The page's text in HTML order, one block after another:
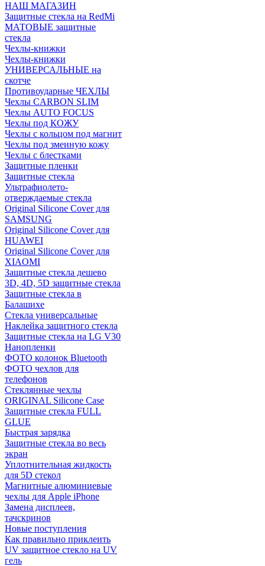
НАШ МАГАЗИН
Защитные стекла на RedMi
МАТОВЫЕ защитные
стекла
Чехлы-книжки
Чехлы-книжки
УНИВЕРСАЛЬНЫЕ на
скотче
Противоударные ЧЕХЛЫ
Чехлы CARBON SLIM
Чехлы AUTO FOCUS
Чехлы под КОЖУ
Чехлы с кольцом под магнит
Чехлы под змеиную кожу
Чехлы с блестками
Защитные пленки
Защитные стекла
Ультрафиолето-
отверждаемые стекла
Original Silicone Cover для
SAMSUNG
Original Silicone Cover для
HUAWEI
Original Silicone Cover для
XIAOMI
Защитные стекла дешево
3D, 4D, 5D защитные стекла
Защитные стекла в
Балашихе
Стекла универсальные
Наклейка защитного стекла
Защитные стекла на LG V30
Нанопленки
ФОТО колонок Bluetooth
ФOTO чехлов для
телефонов
Стеклянные чехлы
ORIGINAL Silicone Case
Защитные стекла FULL
GLUE
Быстрая зарядка
Защитные стекла во весь
экран
Уплотнительная жидкость
для 5D стекол
Магнитные алюминиевые
чехлы для Apple iPhone
Замена дисплеев,
тачскринов
Новые поступления
Как правильно приклеить
UV защитное стекло на UV
гель